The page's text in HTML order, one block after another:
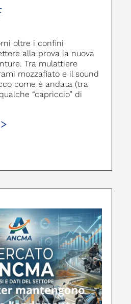
oltre i confini
alla prova la nuova
Tra mulattiere
mozzafiato e il sound
come è andata (tra
“capriccio” di